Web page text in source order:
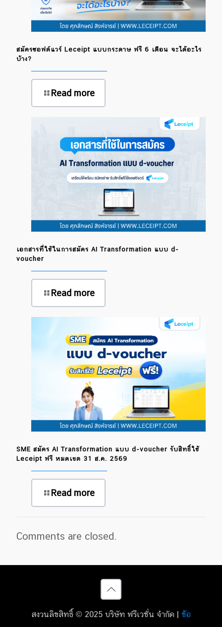
สมัครซอฟต์แวร์ Leceipt แบบกระดาษ ฟรี 6 เดือน จะได้อะไร
บ้าง?
Read more
เอกสารที่ใช้ในการสมัคร AI Transformation แบบ d-
voucher
Read more
SME สมัคร AI Transformation แบบ d-voucher รับสิทธิ์ใช้
Leceipt ฟรี หมดเขต 31 ส.ค. 2569
Read more
Comments are closed.
สงวนลิขสิทธิ์ © 2025 บริษัท ฟรีเวชั่น จำกัด | ข้อ